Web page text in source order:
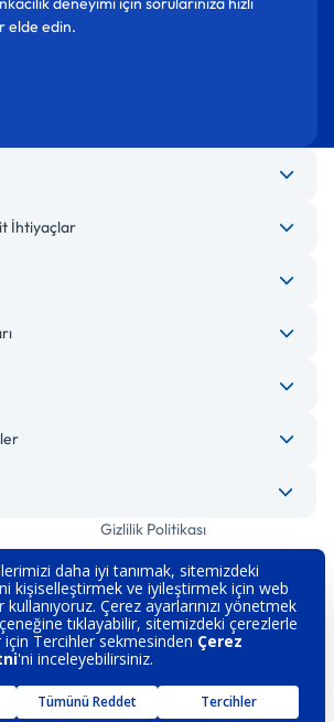
elde edin.
İhtiyaçlar
Gizlilik Politikası
Engelsiz Bankacılık
Güvenlik
Hakkımızda